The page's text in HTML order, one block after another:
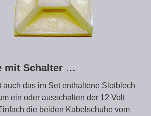
mit Schalter …
auch das im Set enthaltene Slotblech
ein oder ausschalten der 12 Volt
die beiden Kabelschuhe vom